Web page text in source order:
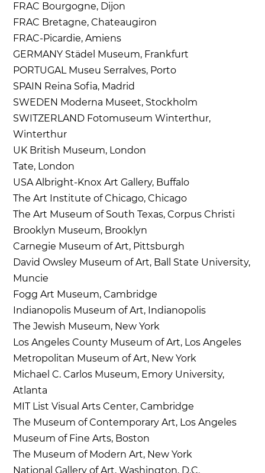
FRAC Bourgogne, Dijon
FRAC Bretagne, Chateaugiron
FRAC-Picardie, Amiens
GERMANY Städel Museum, Frankfurt
PORTUGAL Museu Serralves, Porto
SPAIN Reina Sofia, Madrid
SWEDEN Moderna Museet, Stockholm
SWITZERLAND Fotomuseum Winterthur,
Winterthur
UK British Museum, London
Tate, London
USA Albright-Knox Art Gallery, Buffalo
The Art Institute of Chicago, Chicago
The Art Museum of South Texas, Corpus Christi
Brooklyn Museum, Brooklyn
Carnegie Museum of Art, Pittsburgh
David Owsley Museum of Art, Ball State University,
Muncie
Fogg Art Museum, Cambridge
Indianopolis Museum of Art, Indianopolis
The Jewish Museum, New York
Los Angeles County Museum of Art, Los Angeles
Metropolitan Museum of Art, New York
Michael C. Carlos Museum, Emory University,
Atlanta
MIT List Visual Arts Center, Cambridge
The Museum of Contemporary Art, Los Angeles
Museum of Fine Arts, Boston
The Museum of Modern Art, New York
National Gallery of Art, Washington, D.C.